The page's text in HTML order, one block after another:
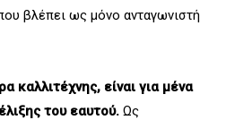
βλέπει ως μόνο ανταγωνιστή
καλλιτέχνης, είναι για μένα
του εαυτού. Ως